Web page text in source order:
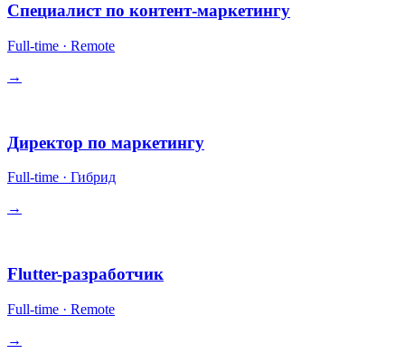
Специалист по контент-маркетингу
Full-time · Remote
→
Директор по маркетингу
Full-time · Гибрид
→
Flutter-разработчик
Full-time · Remote
→